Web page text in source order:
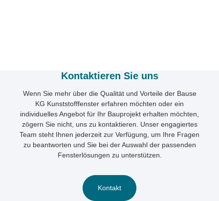
Kontaktieren Sie uns
Wenn Sie mehr über die Qualität und Vorteile der Bause
KG Kunststofffenster erfahren möchten oder ein
individuelles Angebot für Ihr Bauprojekt erhalten möchten,
zögern Sie nicht, uns zu kontaktieren. Unser engagiertes
Team steht Ihnen jederzeit zur Verfügung, um Ihre Fragen
zu beantworten und Sie bei der Auswahl der passenden
Fensterlösungen zu unterstützen.
Kontakt